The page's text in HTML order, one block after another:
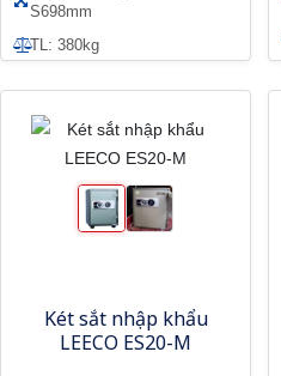
S698mm
TL: 380kg
Két sắt nhập khẩu
LEECO ES20-M